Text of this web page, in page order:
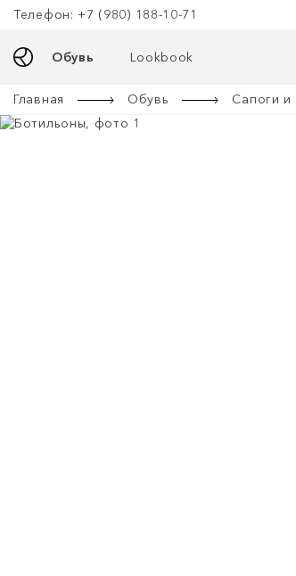
Телефон: +7 (980) 188-10-71
Обувь Lookbook
Главная Обувь Сапоги и